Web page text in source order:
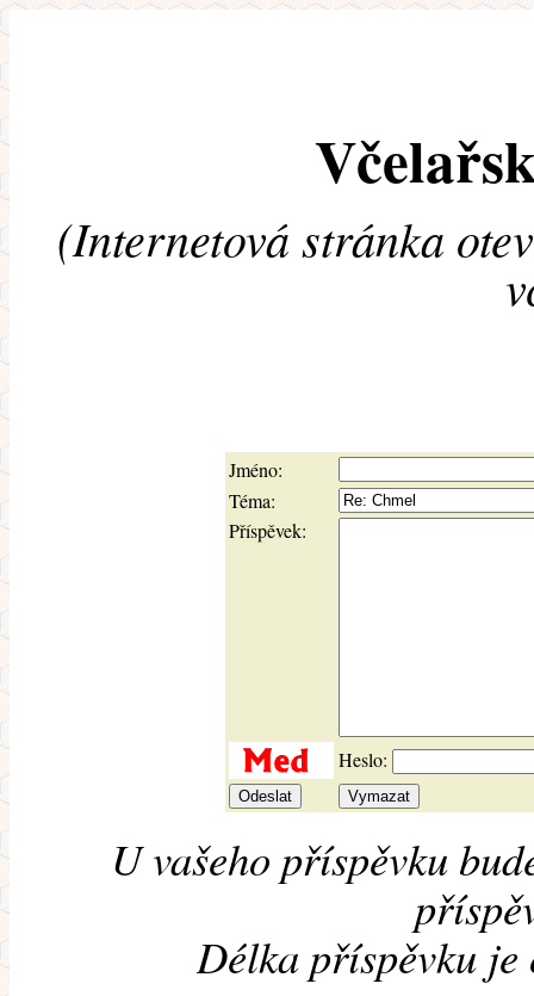
(Internetová stránka
Jméno:
Téma:
Příspěvek:
Heslo:
U vašeho příspěvku
Délka příspěvku je